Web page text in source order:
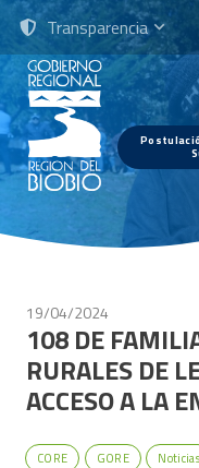
Transparencia
19/04/2024
108 DE
RURALES DE
ACCESO A LA
CORE GORE Noticias